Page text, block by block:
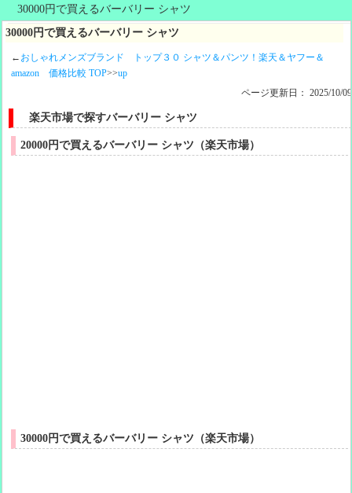
30000円で買えるバーバリー シャツ
30000円で買えるバーバリー シャツ
← おしゃれメンズブランド トップ３０ シャツ＆パンツ！楽天＆ヤフー＆
amazon 価格比較 TOP>>up
ページ更新日： 2025/10/09
楽天市場で探すバーバリー シャツ
20000円で買えるバーバリー シャツ（楽天市場）
30000円で買えるバーバリー シャツ（楽天市場）